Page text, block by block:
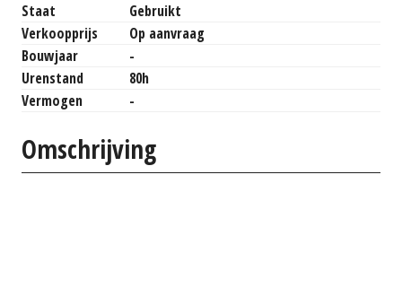
Staat
Gebruikt
Verkoopprijs
Op aanvraag
Bouwjaar
-
Urenstand
80h
Vermogen
-
Omschrijving